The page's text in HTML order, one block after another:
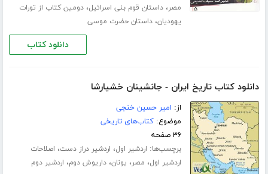
مصر،داستان قوم بنی اسرائیل،دومین کتاب از تورات
یهودیان،داستان حضرت موسی
دانلود کتاب
دانلود کتاب تاریخ ایران - جانشینان خشیارشا
از: امیر حسین خنجی
موضوع:کتاب‌های تاریخی
۳۶ صفحه
برچسب‌ها: اردشیر اول، اردشیر دراز دست، اصلاحات
اردشیر اول، مصر، یونان،داریوش دوم، اردشیر دوم